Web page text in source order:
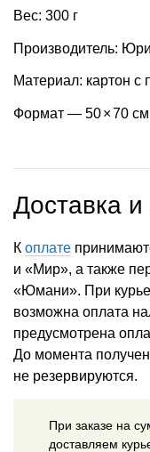
Вес: 300 г
Производитель:
Материал: картон с
Формат — 50×70 см
Доставка и
К оплате
и «Мир», а также
«Юмани». При
возможна оплата
предусмотрена
До момента
не резервируются.
При заказе на
доставляем